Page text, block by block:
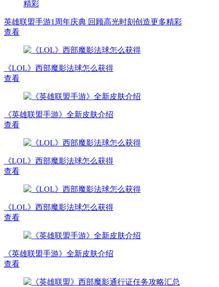
英雄联盟手游1周年庆典 回顾高光时刻创造更多精彩
查看
《LOL》西部魔影法球怎么获得
查看
《英雄联盟手游》全新皮肤介绍
查看
《LOL》西部魔影法球怎么获得
查看
《LOL》西部魔影法球怎么获得
查看
《英雄联盟手游》全新皮肤介绍
查看